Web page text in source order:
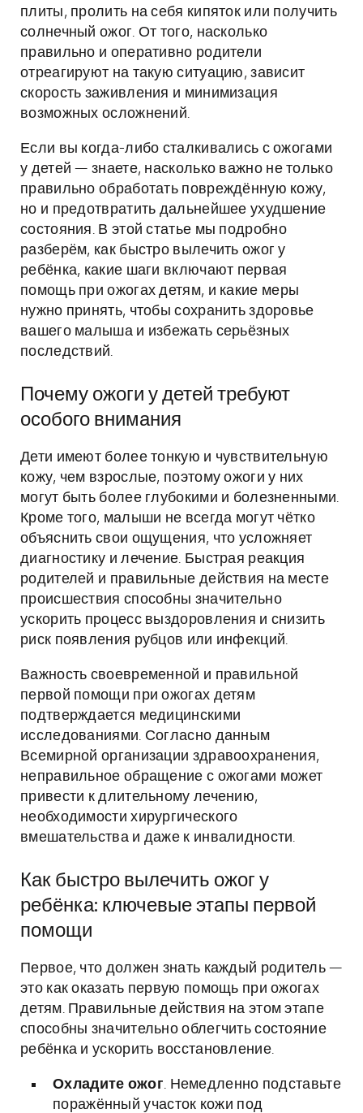
плиты, пролить на себя кипяток или получить
солнечный ожог. От того, насколько
правильно и оперативно родители
отреагируют на такую ситуацию, зависит
скорость заживления и минимизация
возможных осложнений.
Если вы когда-либо сталкивались с ожогами
у детей — знаете, насколько важно не только
правильно обработать повреждённую кожу,
но и предотвратить дальнейшее ухудшение
состояния. В этой статье мы подробно
разберём, как быстро вылечить ожог у
ребёнка, какие шаги включают первая
помощь при ожогах детям, и какие меры
нужно принять, чтобы сохранить здоровье
вашего малыша и избежать серьёзных
последствий.
Почему ожоги у детей требуют
особого внимания
Дети имеют более тонкую и чувствительную
кожу, чем взрослые, поэтому ожоги у них
могут быть более глубокими и болезненными.
Кроме того, малыши не всегда могут чётко
объяснить свои ощущения, что усложняет
диагностику и лечение. Быстрая реакция
родителей и правильные действия на месте
происшествия способны значительно
ускорить процесс выздоровления и снизить
риск появления рубцов или инфекций.
Важность своевременной и правильной
первой помощи при ожогах детям
подтверждается медицинскими
исследованиями. Согласно данным
Всемирной организации здравоохранения,
неправильное обращение с ожогами может
привести к длительному лечению,
необходимости хирургического
вмешательства и даже к инвалидности.
Как быстро вылечить ожог у
ребёнка: ключевые этапы первой
помощи
Первое, что должен знать каждый родитель —
это как оказать первую помощь при ожогах
детям. Правильные действия на этом этапе
способны значительно облегчить состояние
ребёнка и ускорить восстановление.
Охладите ожог. Немедленно подставьте
поражённый участок кожи под